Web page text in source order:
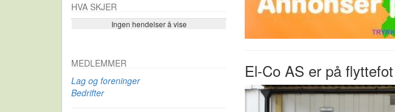
El-Co AS er på flyttefot
HVA SKJER
Ingen hendelser å vise
Se flere…
MEDLEMMER
Lag og foreninger
Bedrifter